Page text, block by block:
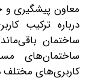
معاون پیشگیری
ساختمان
ساختمان‌های
کاربری‌های مختلف